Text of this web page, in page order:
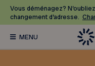
Vous déménagez?
changement d’adresse.